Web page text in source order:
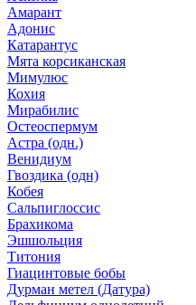
Амарант
Адонис
Катарантус
Мята корсиканская
Мимулюс
Кохия
Мирабилис
Остеоспермум
Астра (одн.)
Венидиум
Гвоздика (одн)
Кобея
Сальпиглоссис
Брахикома
Эшшольция
Титония
Гиацинтовые бобы
Дурман метел (Датура)